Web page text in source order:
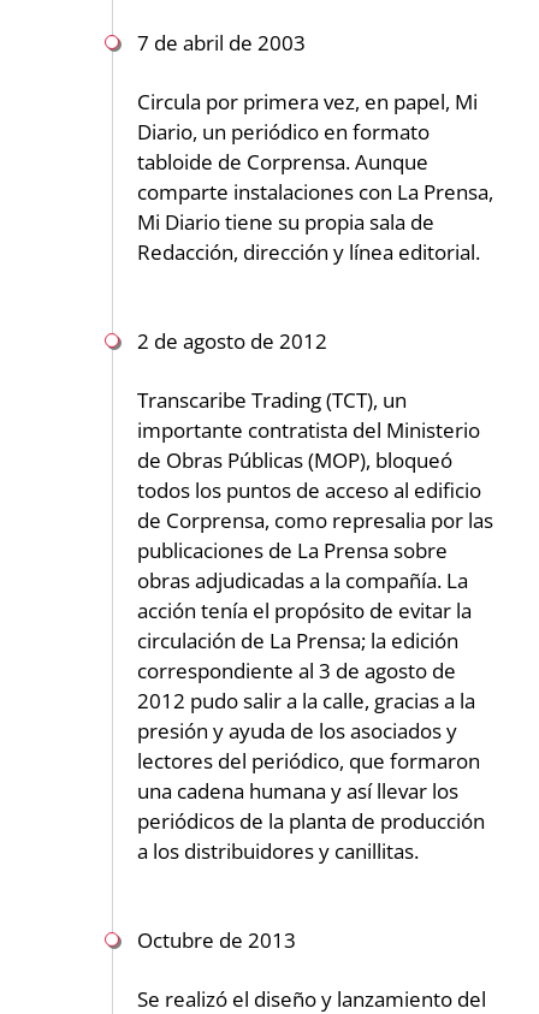
7 de abril de 2003
Circula por primera vez, en papel, Mi
Diario, un periódico en formato
tabloide de Corprensa. Aunque
comparte instalaciones con La Prensa,
Mi Diario tiene su propia sala de
Redacción, dirección y línea editorial.
2 de agosto de 2012
Transcaribe Trading (TCT), un
importante contratista del Ministerio
de Obras Públicas (MOP), bloqueó
todos los puntos de acceso al edificio
de Corprensa, como represalia por las
publicaciones de La Prensa sobre
obras adjudicadas a la compañía. La
acción tenía el propósito de evitar la
circulación de La Prensa; la edición
correspondiente al 3 de agosto de
2012 pudo salir a la calle, gracias a la
presión y ayuda de los asociados y
lectores del periódico, que formaron
una cadena humana y así llevar los
periódicos de la planta de producción
a los distribuidores y canillitas.
Octubre de 2013
Se realizó el diseño y lanzamiento del